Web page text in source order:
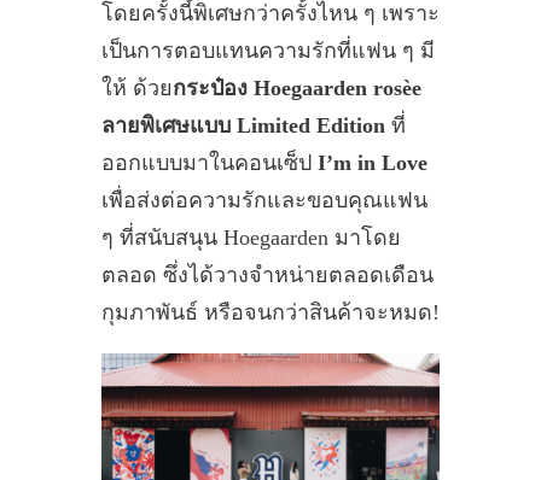
โดยครั้งนี้พิเศษกว่าครั้งไหน ๆ เพราะ
เป็นการตอบแทนความรักที่แฟน ๆ มี
ให้ ด้วยกระป๋อง Hoegaarden rosèe
ลายพิเศษแบบ Limited Edition ที่
ออกแบบมาในคอนเซ็ป I’m in Love
เพื่อส่งต่อความรักและขอบคุณแฟน
ๆ ที่สนับสนุน Hoegaarden มาโดย
ตลอด ซึ่งได้วางจำหน่ายตลอดเดือน
กุมภาพันธ์ หรือจนกว่าสินค้าจะหมด!